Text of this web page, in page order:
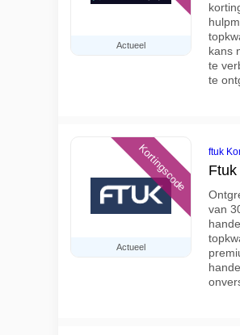
Actueel
kans
te
te
Actueel
Kortingscode ftuk
van